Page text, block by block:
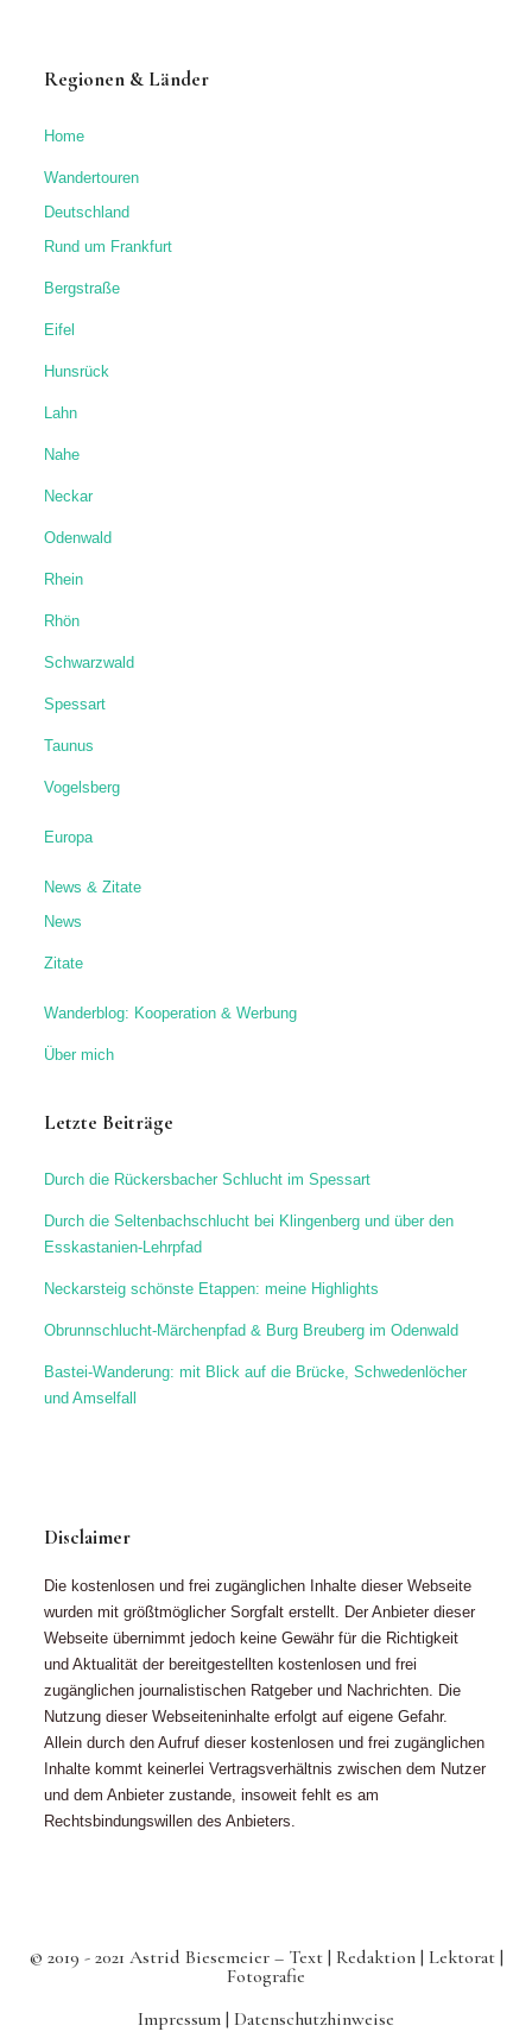
Regionen & Länder
Home
Wandertouren
Deutschland
Rund um Frankfurt
Bergstraße
Eifel
Hunsrück
Lahn
Nahe
Neckar
Odenwald
Rhein
Rhön
Schwarzwald
Spessart
Taunus
Vogelsberg
Europa
News & Zitate
News
Zitate
Wanderblog: Kooperation & Werbung
Über mich
Letzte Beiträge
Durch die Rückersbacher Schlucht im Spessart
Durch die Seltenbachschlucht bei Klingenberg und über den
Esskastanien-Lehrpfad
Neckarsteig schönste Etappen: meine Highlights
Obrunnschlucht-Märchenpfad & Burg Breuberg im Odenwald
Bastei-Wanderung: mit Blick auf die Brücke, Schwedenlöcher
und Amselfall
Disclaimer
Die kostenlosen und frei zugänglichen Inhalte dieser Webseite
wurden mit größtmöglicher Sorgfalt erstellt. Der Anbieter dieser
Webseite übernimmt jedoch keine Gewähr für die Richtigkeit
und Aktualität der bereitgestellten kostenlosen und frei
zugänglichen journalistischen Ratgeber und Nachrichten. Die
Nutzung dieser Webseiteninhalte erfolgt auf eigene Gefahr.
Allein durch den Aufruf dieser kostenlosen und frei zugänglichen
Inhalte kommt keinerlei Vertragsverhältnis zwischen dem Nutzer
und dem Anbieter zustande, insoweit fehlt es am
Rechtsbindungswillen des Anbieters.
© 2019 - 2021 Astrid Biesemeier – Text | Redaktion | Lektorat |
Fotografie
Impressum | Datenschutzhinweise